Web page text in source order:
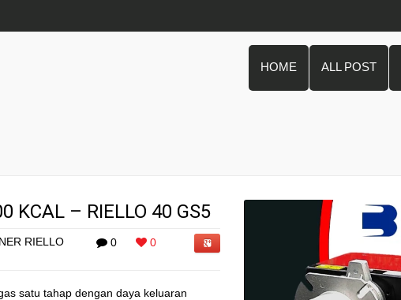
HOME ALL POST
KCAL – RIELLO 40 GS5
0 0
RIELLO
satu tahap dengan daya keluaran